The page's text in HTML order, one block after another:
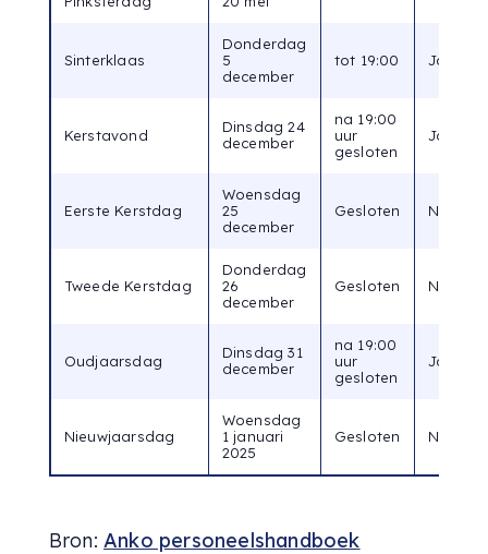
Sinterklaas
Donderdag
5
december
tot 19:00 Ja
Kerstavond
Dinsdag 24
december
na 19:00
uur
gesloten
Ja
Eerste Kerstdag
Woensdag
25
december
Gesloten Nee
Tweede Kerstdag
Donderdag
26
december
Gesloten Nee
Oudjaarsdag
Dinsdag 31
december
na 19:00
uur
gesloten
Ja
Nieuwjaarsdag
Woensdag
1 januari
2025
Gesloten Nee
Bron: Anko personeelshandboek